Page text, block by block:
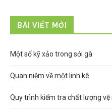
BÀI VIẾT MỚI
Một số kỹ xảo trong sới gà
Quan niệm về một linh kê
Quy trình kiểm tra chất lượng vệ